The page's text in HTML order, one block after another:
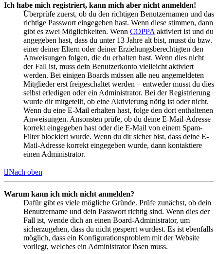
Ich habe mich registriert, kann mich aber nicht anmelden!
Überprüfe zuerst, ob du den richtigen Benutzernamen und das
richtige Passwort eingegeben hast. Wenn diese stimmen, dann
gibt es zwei Möglichkeiten. Wenn COPPA aktiviert ist und du
angegeben hast, dass du unter 13 Jahre alt bist, musst du bzw.
einer deiner Eltern oder deiner Erziehungsberechtigten den
Anweisungen folgen, die du erhalten hast. Wenn dies nicht
der Fall ist, muss dein Benutzerkonto vielleicht aktiviert
werden. Bei einigen Boards müssen alle neu angemeldeten
Mitglieder erst freigeschaltet werden – entweder musst du dies
selbst erledigen oder ein Administrator. Bei der Registrierung
wurde dir mitgeteilt, ob eine Aktivierung nötig ist oder nicht.
Wenn du eine E-Mail erhalten hast, folge den dort enthaltenen
Anweisungen. Ansonsten prüfe, ob du deine E-Mail-Adresse
korrekt eingegeben hast oder die E-Mail von einem Spam-
Filter blockiert wurde. Wenn du dir sicher bist, dass deine E-
Mail-Adresse korrekt eingegeben wurde, dann kontaktiere
einen Administrator.
Nach oben
Warum kann ich mich nicht anmelden?
Dafür gibt es viele mögliche Gründe. Prüfe zunächst, ob dein
Benutzername und dein Passwort richtig sind. Wenn dies der
Fall ist, wende dich an einen Board-Administrator, um
sicherzugehen, dass du nicht gesperrt wurdest. Es ist ebenfalls
möglich, dass ein Konfigurationsproblem mit der Website
vorliegt, welches ein Administrator lösen muss.